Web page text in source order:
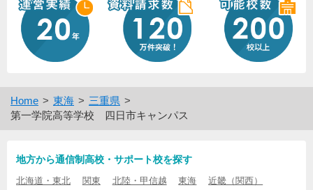
Home 東海
三重県
第一学院高等学校 四日市キャンパス
地方から通信制高校・サポート校を探す
北海道・東北 関東 北陸・甲信越 東海 近畿（関西）